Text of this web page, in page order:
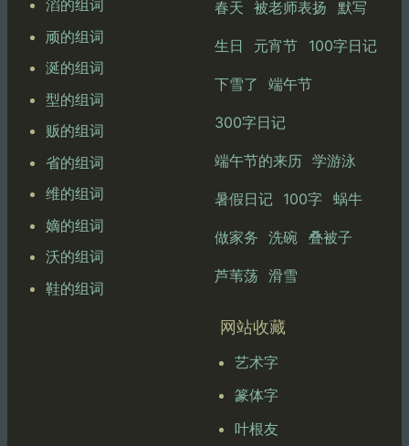
滔的组词
顽的组词
涎的组词
型的组词
贩的组词
省的组词
维的组词
嫡的组词
沃的组词
鞋的组词
春天 被老师表扬 默写
生日 元宵节 100字日记
下雪了 端午节
300字日记
端午节的来历 学游泳
暑假日记 100字 蜗牛
做家务 洗碗 叠被子
芦苇荡 滑雪
网站收藏
艺术字
篆体字
叶根友